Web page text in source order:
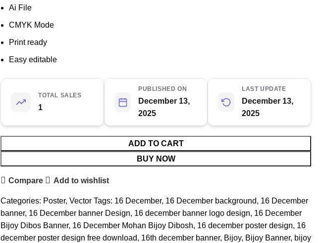
Ai File
CMYK Mode
Print ready
Easy editable
TOTAL SALES
1
PUBLISHED ON
December 13,
2025
LAST UPDATE
December 13,
2025
ADD TO CART
BUY NOW
Compare Add to wishlist
Categories: Poster, Vector Tags: 16 December, 16 December background, 16 December
banner, 16 December banner Design, 16 december banner logo design, 16 December
Bijoy Dibos Banner, 16 December Mohan Bijoy Dibosh, 16 december poster design, 16
december poster design free download, 16th december banner, Bijoy, Bijoy Banner, bijoy